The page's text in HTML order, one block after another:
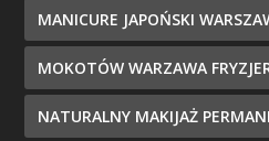
MANICURE JAPOŃSKI
MOKOTÓW WARZAWA
NATURALNY MAKIJAŻ